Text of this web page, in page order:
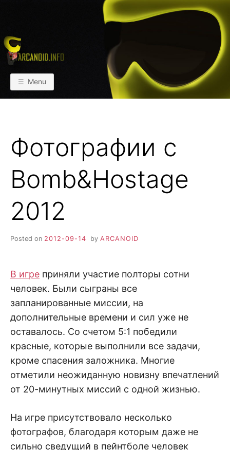
АРКАИНФО
Пейнтбол vs Paintball
Menu
Фотографии с
Bomb&Hostage
2012
Posted on 2012-09-14 by ARCANOID
В игре приняли участие полторы сотни
человек. Были сыграны все
запланированные миссии, на
дополнительные времени и сил уже не
оставалось. Со счетом 5:1 победили
красные, которые выполнили все задачи,
кроме спасения заложника. Многие
отметили неожиданную новизну впечатлений
от 20-минутных миссий с одной жизнью.
На игре присутствовало несколько
фотографов, благодаря которым даже не
сильно сведущий в пейнтболе человек